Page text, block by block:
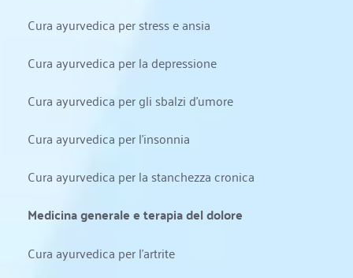
Cura ayurvedica per stress e ansia
Cura ayurvedica per la depressione
Cura ayurvedica per gli sbalzi d'umore
Cura ayurvedica per l'insonnia
Cura ayurvedica per la stanchezza cronica
Medicina generale e terapia del dolore
Cura ayurvedica per l'artrite